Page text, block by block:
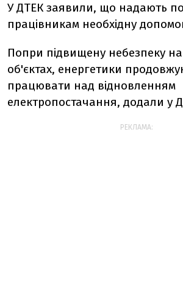
У ДТЕК заявили, що надають
працівникам необхідну
Попри підвищену небезпеку
об'єктах, енергетики
працювати над відновленням
електропостачання, додали у
РЕКЛАМА: